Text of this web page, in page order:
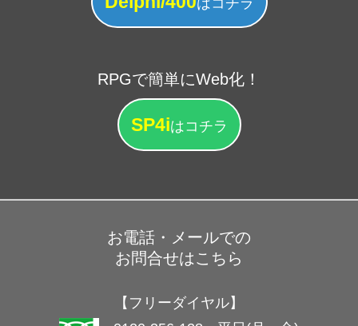
RPGで簡単にWeb化！
SP4iはコチラ
お電話・メールでの
お問合せはこちら
【フリーダイヤル】